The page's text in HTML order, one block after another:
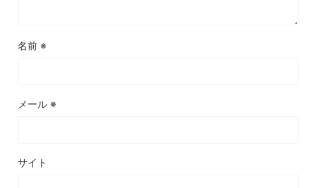
名前 ※
メール ※
サイト